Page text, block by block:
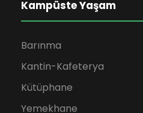
Kampüste Yaşam
Barınma
Kantin-Kafeterya
Kütüphane
Yemekhane